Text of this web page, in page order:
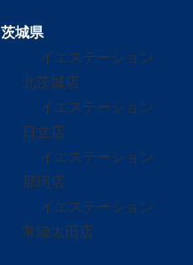
茨城県
イエステーション
北茨城店
イエステーション
日立店
イエステーション
那珂店
イエステーション
常陸太田店